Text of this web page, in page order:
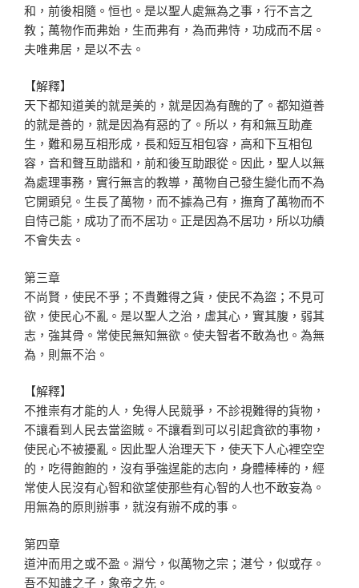
和，前後相隨。恒也。是以聖人處無為之事，行不言之
教；萬物作而弗始，生而弗有，為而弗恃，功成而不居。
夫唯弗居，是以不去。
【解釋】
天下都知道美的就是美的，就是因為有醜的了。都知道善
的就是善的，就是因為有惡的了。所以，有和無互助產
生，難和易互相形成，長和短互相包容，高和下互相包
容，音和聲互助諧和，前和後互助跟從。因此，聖人以無
為處理事務，實行無言的教導，萬物自己發生變化而不為
它開頭兒。生長了萬物，而不據為己有，撫育了萬物而不
自恃己能，成功了而不居功。正是因為不居功，所以功績
不會失去。
第三章
不尚賢，使民不爭；不貴難得之貨，使民不為盜；不見可
欲，使民心不亂。是以聖人之治，虛其心，實其腹，弱其
志，強其骨。常使民無知無欲。使夫智者不敢為也。為無
為，則無不治。
【解釋】
不推崇有才能的人，免得人民競爭，不診視難得的貨物，
不讓看到人民去當盜賊。不讓看到可以引起貪欲的事物，
使民心不被擾亂。因此聖人治理天下，使天下人心裡空空
的，吃得飽飽的，沒有爭強逞能的志向，身體棒棒的，經
常使人民沒有心智和欲望使那些有心智的人也不敢妄為。
用無為的原則辦事，就沒有辦不成的事。
第四章
道沖而用之或不盈。淵兮，似萬物之宗；湛兮，似或存。
吾不知誰之子，象帝之先。